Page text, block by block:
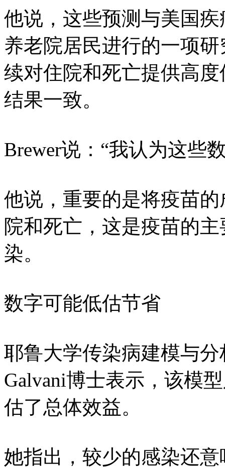
他说，这些预测与美国
养老院居民进行的一项
续对住院和死亡提供高
结果一致。
Brewer说：“我认为这些
他说，重要的是将疫苗
院和死亡，这是疫苗的
染。
数字可能低估节省
耶鲁大学传染病建模与
Galvani博士表示，该模
估了总体效益。
她指出，较少的感染还